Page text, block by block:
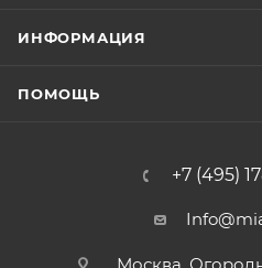
ИНФОРМАЦИЯ
ПОМОЩЬ
+7 (495)